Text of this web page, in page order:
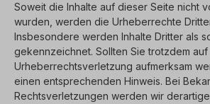
Soweit die Inhalte auf dieser Seite nicht
wurden, werden die Urheberrechte
Insbesondere werden Inhalte Dritter als
gekennzeichnet. Sollten Sie trotzdem auf
Urheberrechtsverletzung aufmerksam
einen entsprechenden Hinweis. Bei
Rechtsverletzungen werden wir